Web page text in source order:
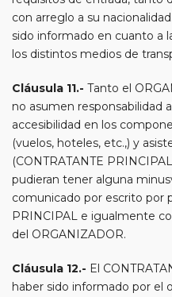
con arreglo a su
sido informado en cuanto a
los distintos medios de
Cláusula 11.- Tanto el
no asumen responsabilidad
accesibilidad en los
(vuelos, hoteles, etc.,) y
(CONTRATANTE
pudieran tener alguna
comunicado por escrito por
PRINCIPAL e igualmente
del ORGANIZADOR.
Cláusula 12.- El
haber sido informado por el